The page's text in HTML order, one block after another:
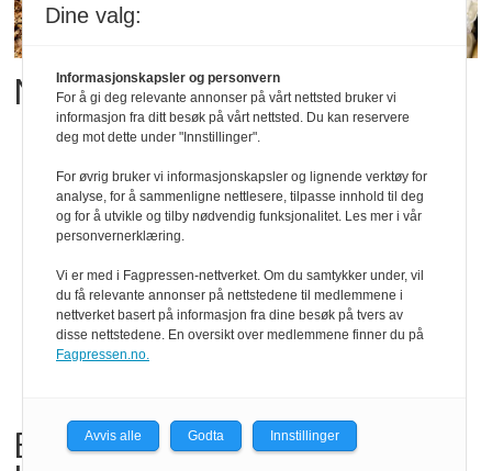
Matgledefinalistene er klare
Bama tilbakekaller
Dine valg:
Informasjonskapsler og personvern
For å gi deg relevante annonser på vårt nettsted bruker vi
informasjon fra ditt besøk på vårt nettsted. Du kan reservere
deg mot dette under "Innstillinger".
For øvrig bruker vi informasjonskapsler og lignende verktøy for
analyse, for å sammenligne nettlesere, tilpasse innhold til deg
og for å utvikle og tilby nødvendig funksjonalitet. Les mer i vår
personvernerklæring.
Vi er med i Fagpressen-nettverket. Om du samtykker under, vil
du få relevante annonser på nettstedene til medlemmene i
nettverket basert på informasjon fra dine besøk på tvers av
disse nettstedene. En oversikt over medlemmene finner du på
Fagpressen.no.
Avvis alle Godta Innstillinger